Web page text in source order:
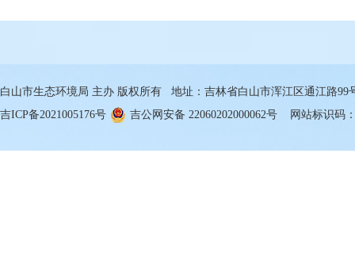
白山市生态环境局 主办 版权所有 地址：吉林省白山市浑江区通江路99
吉ICP备2021005176号
吉公网安备 22060202000062号 网站标识码